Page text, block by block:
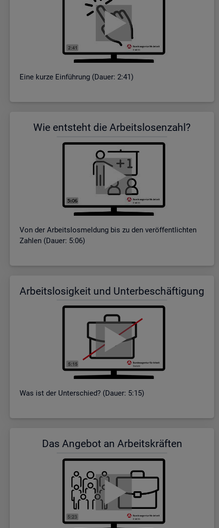
Eine kurze Ein­füh­rung (Dauer: 2:41)
Wie ent­steht die Ar­beits­lo­sen­zahl?
Von der Ar­beits­los­mel­dung bis zu den ver­öf­fent­lich­ten
Zah­len (Dauer: 5:06)
Ar­beits­lo­sig­keit und Un­ter­be­schäf­ti­gung
Was ist der Un­ter­schied? (Dauer: 5:15)
Das An­ge­bot an Ar­beits­kräf­ten